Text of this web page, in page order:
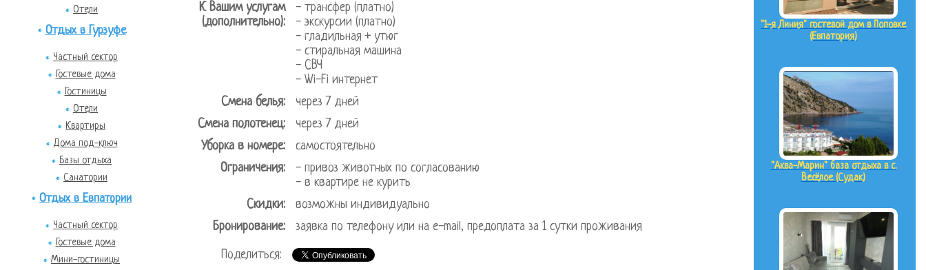
Отели
Отдых в Гурзуфе
Частный сектор
Гостевые дома
Гостиницы
Отели
Квартиры
Дома под-ключ
Базы отдыха
Санатории
Отдых в Евпатории
Частный сектор
Гостевые дома
Мини-гостиницы
К Вашим услугам
(дополнительно):
- трансфер (платно)
- экскурсии (платно)
- гладильная + утюг
- стиральная машина
- СВЧ
- Wi-Fi интернет
Смена белья:
через 7 дней
Смена полотенец:
через 7 дней
Уборка в номере:
самостоятельно
Ограничения:
- привоз животных по согласованию
- в квартире не курить
Скидки:
возможны индивидуально
Бронирование:
заявка по телефону или на e-mail, предоплата за 1 сутки проживания
Поделиться:
"1-я Линия" гостевой дом в Поповке
(Евпатория)
"Аква-Марин" база отдыха в с.
Весёлое (Судак)